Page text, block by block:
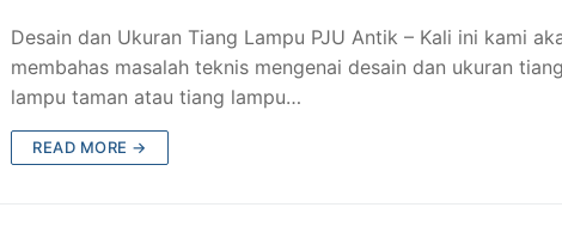
Klasik
Tempa
Pagar Besi Tempa Mewah
Desain dan Ukuran Tiang Lampu PJU Antik – Kali ini kami
membahas masalah teknis mengenai desain dan ukuran tiang
lampu taman atau tiang lampu…
READ MORE →